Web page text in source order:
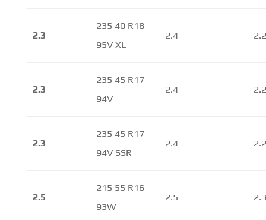
2.3
235 40 R18
95V XL
2.4
2.3
235 45 R17
94V
2.4
2.3
235 45 R17
94V SSR
2.4
2.5
215 55 R16
93W
2.5